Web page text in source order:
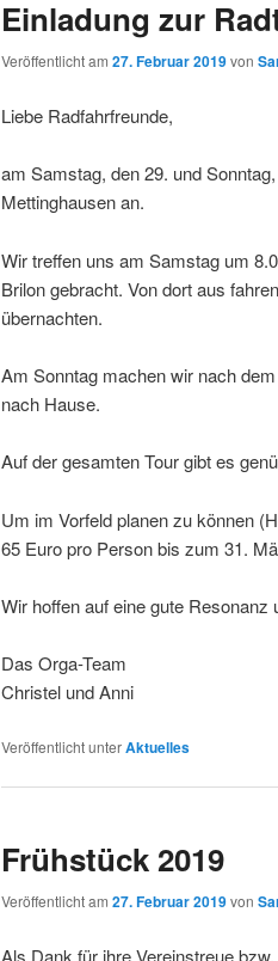
wechseln
Einladung zur
Veröffentlicht am27. Februar 2019von
Liebe Radfahrfreunde,
am Samstag, den 29. und
Mettinghausen an.
Wir treffen uns am Samstag um
Brilon gebracht. Von dort aus
übernachten.
Am Sonntag machen wir nach
nach Hause.
Auf der gesamten Tour gibt es
Um im Vorfeld planen zu können
65 Euro pro Person bis zum 31.
Wir hoffen auf eine gute
Das Orga-Team
Christel und Anni
Veröffentlicht unterAktuelles
Frühstück 2019
Veröffentlicht am27. Februar 2019von
Als Dank für ihre Vereinstreue